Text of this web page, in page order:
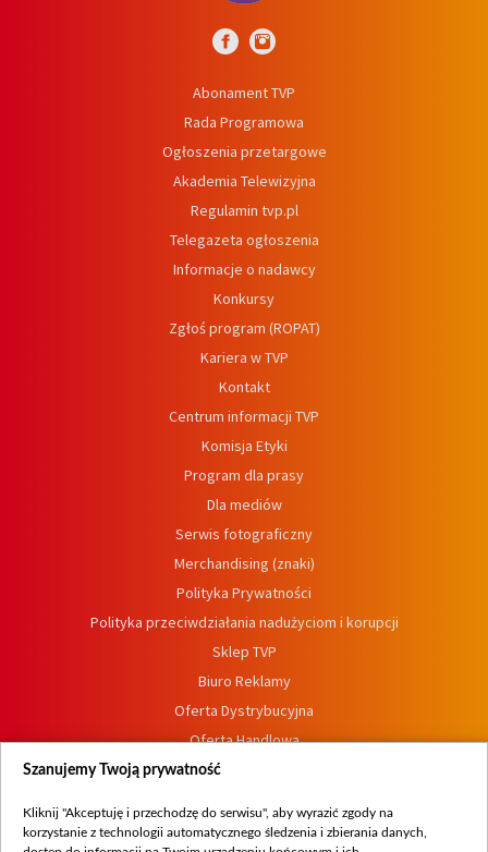
Abonament TVP
Rada Programowa
Ogłoszenia przetargowe
Akademia Telewizyjna
Regulamin tvp.pl
Telegazeta ogłoszenia
Informacje o nadawcy
Konkursy
Zgłoś program (ROPAT)
Kariera w TVP
Kontakt
Centrum informacji TVP
Komisja Etyki
Program dla prasy
Dla mediów
Serwis fotograficzny
Merchandising (znaki)
Polityka Prywatności
Polityka przeciwdziałania nadużyciom i korupcji
Sklep TVP
Biuro Reklamy
Oferta Dystrybucyjna
Oferta Handlowa
Dostępność
Procedura zgłoszeń wewnętrznych
Szanujemy Twoją prywatność
Kliknij "Akceptuję i przechodzę do serwisu", aby wyrazić zgody na
korzystanie z technologii automatycznego śledzenia i zbierania danych,